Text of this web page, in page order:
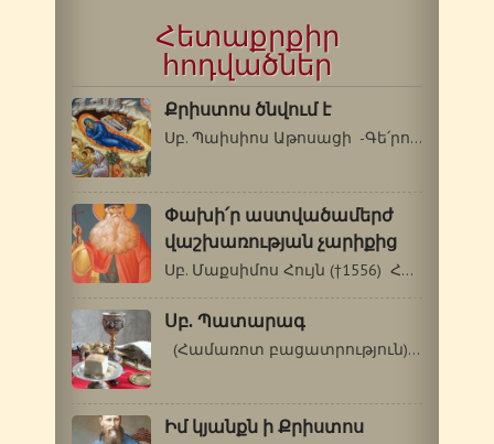
Հետաքրքիր
հոդվածներ
Քրիստոս ծնվում է
Սբ. Պաիսիոս Աթոսացի -Գե՛րոնդա, Սբ.…
Փախի՛ր աստվածամերժ
վաշխառության չարիքից
Սբ. Մաքսիմոս Հույն (†1556) Հիշատակը՝…
Սբ. Պատարագ
(Համառոտ բացատրություն) «Պատարագ»…
Իմ կյանքն ի Քրիստոս